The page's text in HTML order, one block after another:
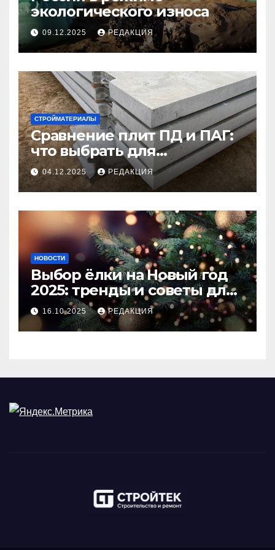
экологического износа
09.12.2025 РЕДАКЦИЯ
СТРОЙМАТЕРИАЛЫ
Сравнение плит ПД и ПАГ:
что выбрать для
долговечного и прочного
покрытия
04.12.2025 РЕДАКЦИЯ
НОВОСТИ
Выбор ёлки на Новый год
2025: тренды и советы для
идеального праздника
16.10.2025 РЕДАКЦИЯ